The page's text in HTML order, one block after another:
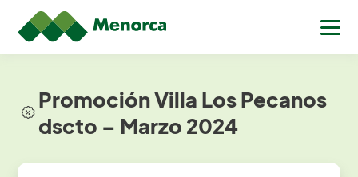
Promoción Villa Los Pecanos
dscto – Marzo 2024